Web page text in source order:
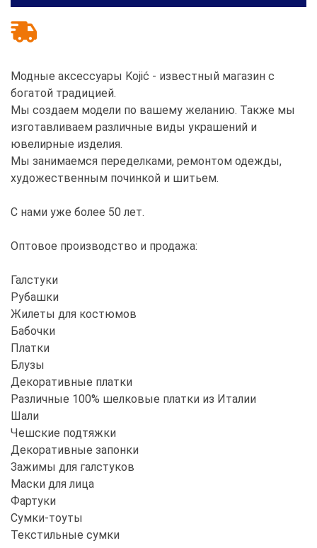
Модные аксессуары Kojić - известный магазин с
богатой традицией.
Мы создаем модели по вашему желанию. Также мы
изготавливаем различные виды украшений и
ювелирные изделия.
Мы занимаемся переделками, ремонтом одежды,
художественным починкой и шитьем.
С нами уже более 50 лет.
Оптовое производство и продажа:
Галстуки
Рубашки
Жилеты для костюмов
Бабочки
Платки
Блузы
Декоративные платки
Различные 100% шелковые платки из Италии
Шали
Чешские подтяжки
Декоративные запонки
Зажимы для галстуков
Маски для лица
Фартуки
Сумки-тоуты
Текстильные сумки